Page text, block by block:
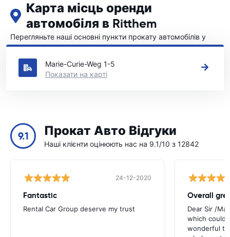
Карта місць оренди
автомобіля в Ritthem
Перегляньте наші основні пункти прокату автомобілів у
Ritthem
Marie-Curie-Weg 1-5
Показати на карті
9.1 Прокат Авто Відгуки
Наші клієнти оцінюють нас на 9.1/10 з 12842
24-12-2020
Fantastic
Rental Car Group deserve my trust
Overall
Dear Sir /
which could
wonderful to